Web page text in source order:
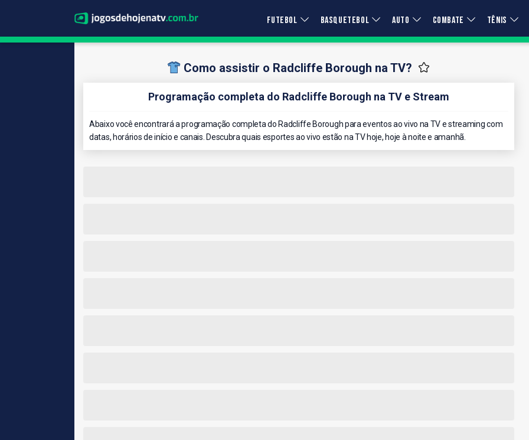
FUTEBOL BASQUETEBOL AUTO COMBATE TÊNIS
Como assistir o Radcliffe Borough na TV?
Programação completa do Radcliffe Borough na TV e Stream
Abaixo você encontrará a programação completa do Radcliffe Borough para eventos ao vivo na TV e streaming com
datas, horários de início e canais. Descubra quais esportes ao vivo estão na TV hoje, hoje à noite e amanhã.